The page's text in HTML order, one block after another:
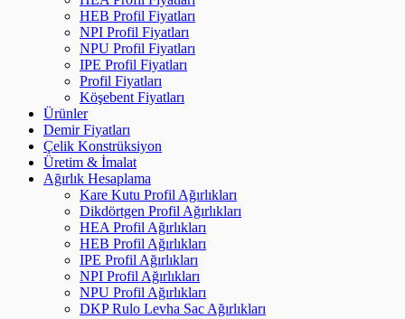
HEB Profil Fiyatları
NPI Profil Fiyatları
NPU Profil Fiyatları
IPE Profil Fiyatları
Profil Fiyatları
Köşebent Fiyatları
Ürünler
Demir Fiyatları
Çelik Konstrüksiyon
Üretim & İmalat
Ağırlık Hesaplama
Kare Kutu Profil Ağırlıkları
Dikdörtgen Profil Ağırlıkları
HEA Profil Ağırlıkları
HEB Profil Ağırlıkları
IPE Profil Ağırlıkları
NPI Profil Ağırlıkları
NPU Profil Ağırlıkları
DKP Rulo Levha Sac Ağırlıkları